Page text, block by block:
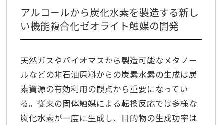
アルコールから炭化水素を製造する新し
い機能複合化ゼオライト触媒の開発
天然ガスやバイオマスから製造可能なメタノー
ルなどの非石油原料からの炭素水素の生成は炭
素資源の有効利用の観点から重要になってい
る。従来の固体触媒による転換反応では多様な
炭化水素が一度に生成し、目的物の生成功率は